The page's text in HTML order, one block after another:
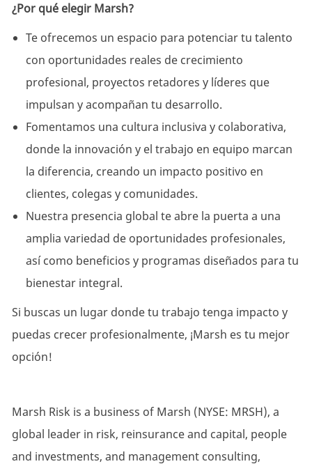
¿Por qué elegir Marsh?
Te ofrecemos un espacio para potenciar tu talento
con oportunidades reales de crecimiento
profesional, proyectos retadores y líderes que
impulsan y acompañan tu desarrollo.
Fomentamos una cultura inclusiva y colaborativa,
donde la innovación y el trabajo en equipo marcan
la diferencia, creando un impacto positivo en
clientes, colegas y comunidades.
Nuestra presencia global te abre la puerta a una
amplia variedad de oportunidades profesionales,
así como beneficios y programas diseñados para tu
bienestar integral.
Si buscas un lugar donde tu trabajo tenga impacto y
puedas crecer profesionalmente, ¡Marsh es tu mejor
opción!
Marsh Risk is a business of Marsh (NYSE: MRSH), a
global leader in risk, reinsurance and capital, people
and investments, and management consulting,